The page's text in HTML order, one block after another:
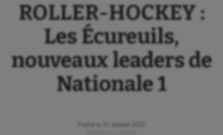
ROLLER-HOCKEY :
Les Écureuils,
nouveaux leaders de
Nationale 1
Publié le
31 octobre 2022